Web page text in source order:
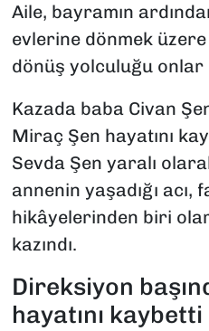
Aile, bayramın
evlerine dönmek
dönüş yolculuğu
Kazada baba Civan
Miraç Şen hayatını
Sevda Şen yaralı
annenin yaşadığı acı,
hikâyelerinden biri
kazındı.
Direksiyon
hayatını kaybetti